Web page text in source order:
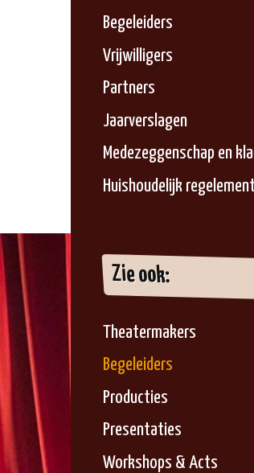
Begeleiders
Vrijwilligers
Partners
Jaarverslagen
Medezeggenschap en
Huishoudelijk regelement
Zie ook:
Theatermakers
Begeleiders
Producties
Presentaties
Workshops & Acts